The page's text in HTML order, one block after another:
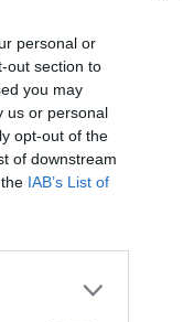
personal or
out section to
you may
us or personal
opt-out of the
of downstream
IAB’s List of
tej (w sumie nudnej)